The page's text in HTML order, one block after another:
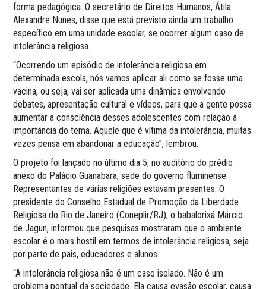
forma pedagógica. O secretário de Direitos Humanos, Átila
Alexandre Nunes, disse que está previsto ainda um trabalho
específico em uma unidade escolar, se ocorrer algum caso de
intolerância religiosa.
“Ocorrendo um episódio de intolerância religiosa em
determinada escola, nós vamos aplicar ali como se fosse uma
vacina, ou seja, vai ser aplicada uma dinâmica envolvendo
debates, apresentação cultural e vídeos, para que a gente possa
aumentar a consciência desses adolescentes com relação à
importância do tema. Aquele que é vítima da intolerância, muitas
vezes pensa em abandonar a educação”, lembrou.
O projeto foi lançado no último dia 5, no auditório do prédio
anexo do Palácio Guanabara, sede do governo fluminense.
Representantes de várias religiões estavam presentes. O
presidente do Conselho Estadual de Promoção da Liberdade
Religiosa do Rio de Janeiro (Coneplir/RJ), o babalorixá Márcio
de Jagun, informou que pesquisas mostraram que o ambiente
escolar é o mais hostil em termos de intolerância religiosa, seja
por parte de pais, educadores e alunos.
“A intolerância religiosa não é um caso isolado. Não é um
problema pontual da sociedade. Ela causa evasão escolar, causa